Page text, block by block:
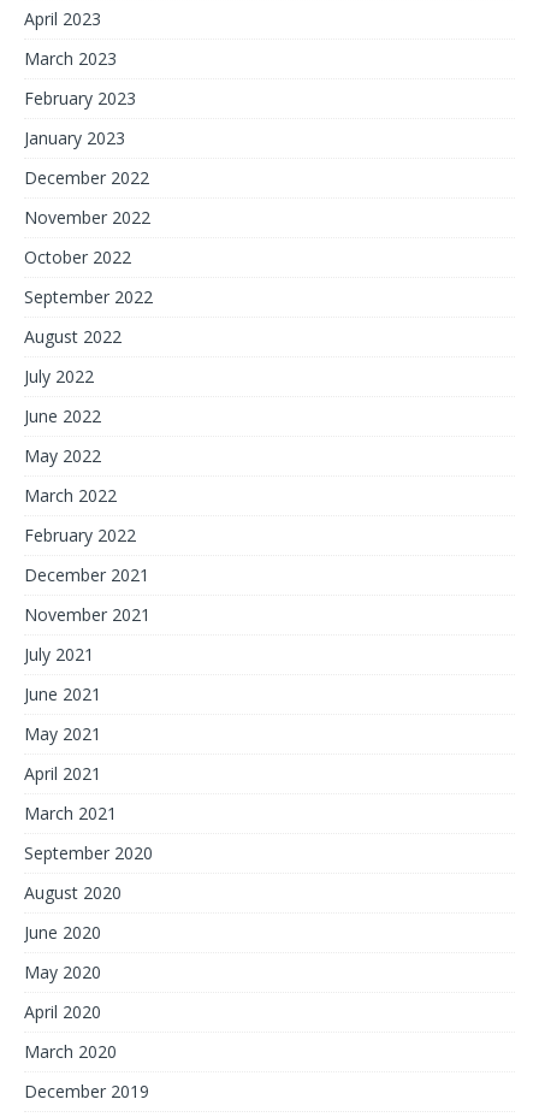
April 2023
March 2023
February 2023
January 2023
December 2022
November 2022
October 2022
September 2022
August 2022
July 2022
June 2022
May 2022
March 2022
February 2022
December 2021
November 2021
July 2021
June 2021
May 2021
April 2021
March 2021
September 2020
August 2020
June 2020
May 2020
April 2020
March 2020
December 2019